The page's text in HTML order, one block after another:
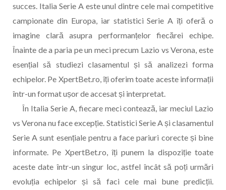
succes. Italia Serie A este unul dintre cele mai competitive
campionate din Europa, iar statistici Serie A îți oferă o
imagine clară asupra performanțelor fiecărei echipe.
Înainte de a paria pe un meci precum Lazio vs Verona, este
esențial să studiezi clasamentul și să analizezi forma
echipelor. Pe XpertBet.ro, îți oferim toate aceste informații
într-un format ușor de accesat și interpretat.
În Italia Serie A, fiecare meci contează, iar meciul Lazio
vs Verona nu face excepție. Statistici Serie A și clasamentul
Serie A sunt esențiale pentru a face pariuri corecte și bine
informate. Pe XpertBet.ro, îți punem la dispoziție toate
aceste date într-un singur loc, astfel încât să poți urmări
evoluția echipelor și să faci cele mai bune predicții.